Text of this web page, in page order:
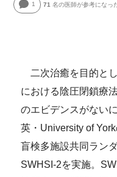
1 71 名の医師が参考になっ
二次治癒を目的と
における陰圧閉鎖療
のエビデンスがない
英・University of
盲検多施設共同ラン
SWHSI-2を実施。